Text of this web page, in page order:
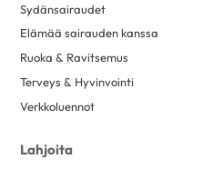
Sydänsairaudet
Elämää sairauden kanssa
Ruoka & Ravitsemus
Terveys & Hyvinvointi
Verkkoluennot
Lahjoita